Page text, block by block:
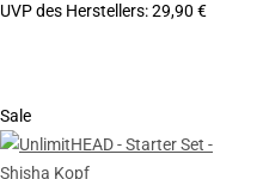
UVP des Herstellers:29,90 €
Sale